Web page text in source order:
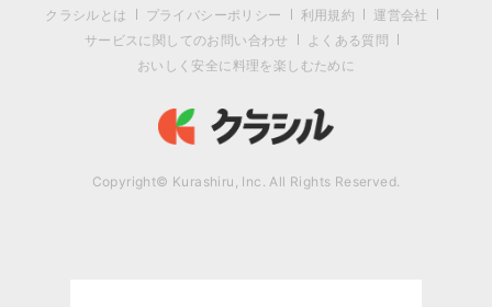
クラシルとは プライバシーポリシー 利用規約
運営会社
サービスに関してのお問い合わせ
よくある質問
おいしく安全に料理を楽しむために
Copyright© Kurashiru, Inc. All Rights Reserved.